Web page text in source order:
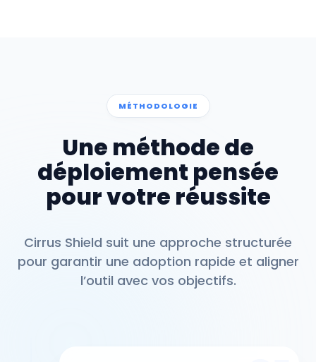
MÉTHODOLOGIE
Une méthode de
déploiement pensée
pour votre réussite
Cirrus Shield suit une approche structurée
pour garantir une adoption rapide et aligner
l’outil avec vos objectifs.